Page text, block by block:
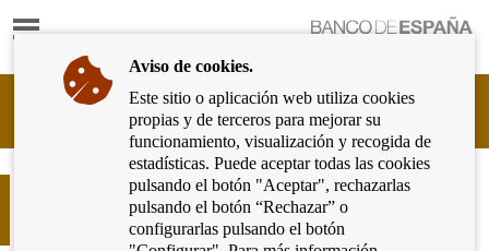
Mostrar
Ir
página
de
inicio
del
Banco
de
España
Cliente
Bancario
Banco
España
Eurosistema,
Préstamo personal y crédito al
consumo
Aviso de cookies.
Este sitio o aplicación web utiliza cookies
propias y de terceros para mejorar su
funcionamiento, visualización y recogida de
estadísticas. Puede aceptar todas las cookies
pulsando el botón "Aceptar", rechazarlas
pulsando el botón “Rechazar” o
configurarlas pulsando el botón